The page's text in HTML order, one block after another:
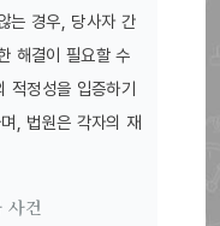
는 경우, 당사자 간
해결이 필요할 수
적정성을 입증하기
, 법원은 각자의 재
사건